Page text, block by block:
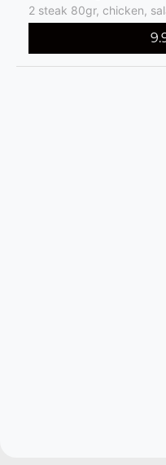
2 steak 80gr, chicken,